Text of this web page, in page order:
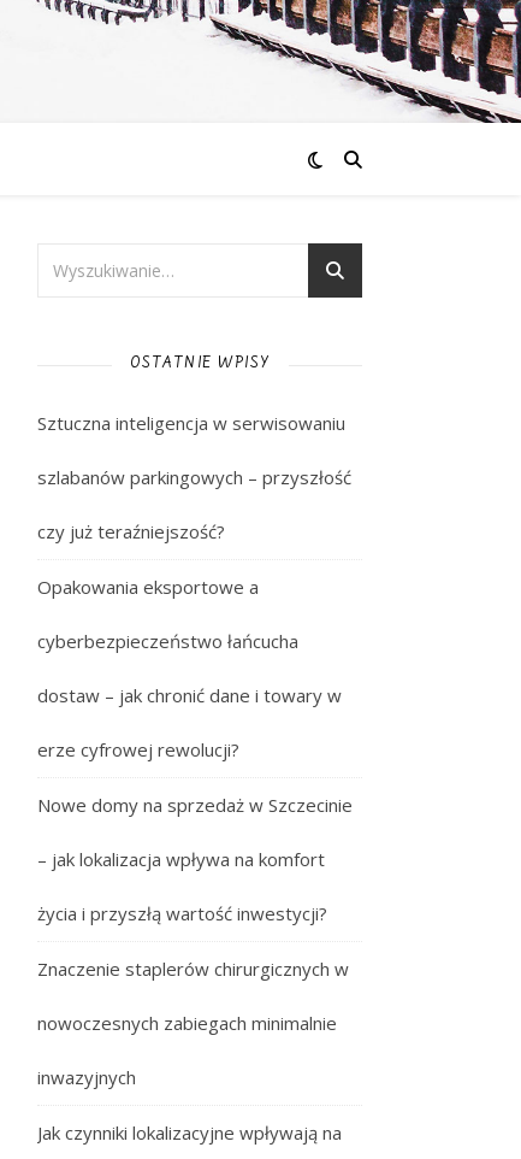
OSTATNIE WPISY
Sztuczna inteligencja w serwisowaniu
szlabanów parkingowych – przyszłość
czy już teraźniejszość?
Opakowania eksportowe a
cyberbezpieczeństwo łańcucha
dostaw – jak chronić dane i towary w
erze cyfrowej rewolucji?
Nowe domy na sprzedaż w Szczecinie
– jak lokalizacja wpływa na komfort
życia i przyszłą wartość inwestycji?
Znaczenie staplerów chirurgicznych w
nowoczesnych zabiegach minimalnie
inwazyjnych
Jak czynniki lokalizacyjne wpływają na